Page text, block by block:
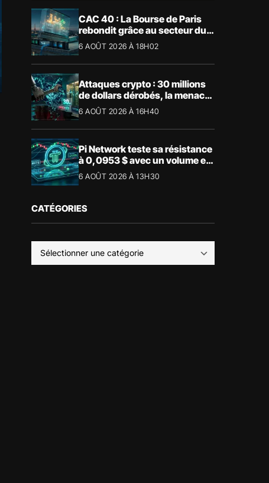
CAC 40 : La Bourse de Paris
rebondit grâce au secteur du
luxe
6 AOÛT 2026 À 18H02
Attaques crypto : 30 millions
de dollars dérobés, la menace
devient physique
6 AOÛT 2026 À 16H40
Pi Network teste sa résistance
à 0,0953 $ avec un volume en
forte hausse
6 AOÛT 2026 À 13H30
CATÉGORIES